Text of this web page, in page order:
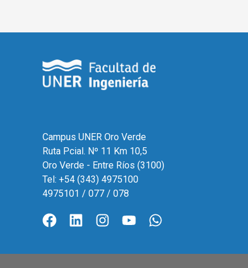
Campus UNER Oro Verde
Ruta Pcial. Nº 11 Km 10,5
Oro Verde - Entre Ríos (3100)
Tel: +54 (343) 4975100
4975101 / 077 / 078